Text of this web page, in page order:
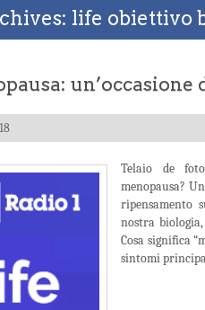
life obiettivo
un’occasione
Telaio de
menopausa?
ripensamento
nostra
Cosa significa
sintomi